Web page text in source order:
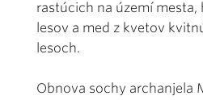
rastúcich na území mesta,
lesov a med z kvetov
lesoch.
Obnova sochy archanjela